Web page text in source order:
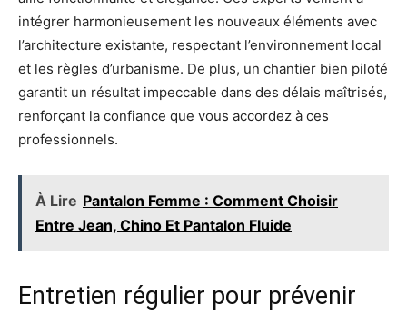
intégrer harmonieusement les nouveaux éléments avec
l’architecture existante, respectant l’environnement local
et les règles d’urbanisme. De plus, un chantier bien piloté
garantit un résultat impeccable dans des délais maîtrisés,
renforçant la confiance que vous accordez à ces
professionnels.
À Lire Pantalon Femme : Comment Choisir
Entre Jean, Chino Et Pantalon Fluide
Entretien régulier pour prévenir